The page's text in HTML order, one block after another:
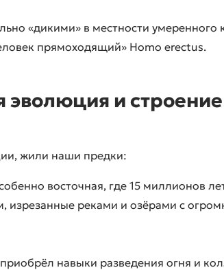
«дикими» в местности умеренного
прямоходящий» Homo erectus.
эволюция и
жили наши предки:
восточная, где 15 миллионов
изрезанные реками и озёрами с
навыки разведения огня и